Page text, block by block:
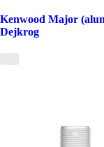
Kenwood Major
Dejkrog